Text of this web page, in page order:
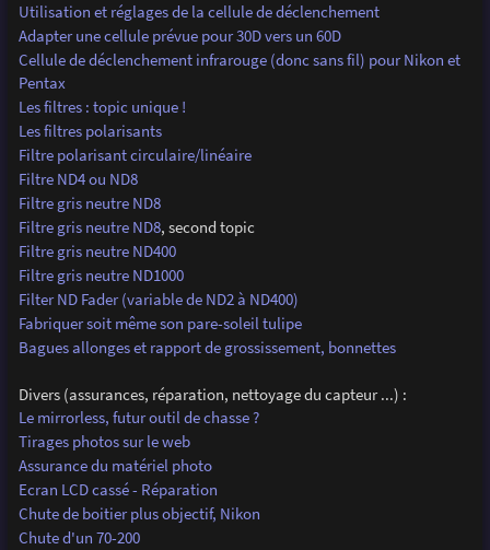
Utilisation et réglages de la cellule de déclenchement
Adapter une cellule prévue pour 30D vers un 60D
Cellule de déclenchement infrarouge (donc sans fil) pour Nikon et
Pentax
Les filtres : topic unique !
Les filtres polarisants
Filtre polarisant circulaire/linéaire
Filtre ND4 ou ND8
Filtre gris neutre ND8
Filtre gris neutre ND8, second topic
Filtre gris neutre ND400
Filtre gris neutre ND1000
Filter ND Fader (variable de ND2 à ND400)
Fabriquer soit même son pare-soleil tulipe
Bagues allonges et rapport de grossissement, bonnettes
Divers (assurances, réparation, nettoyage du capteur ...) :
Le mirrorless, futur outil de chasse ?
Tirages photos sur le web
Assurance du matériel photo
Ecran LCD cassé - Réparation
Chute de boitier plus objectif, Nikon
Chute d'un 70-200